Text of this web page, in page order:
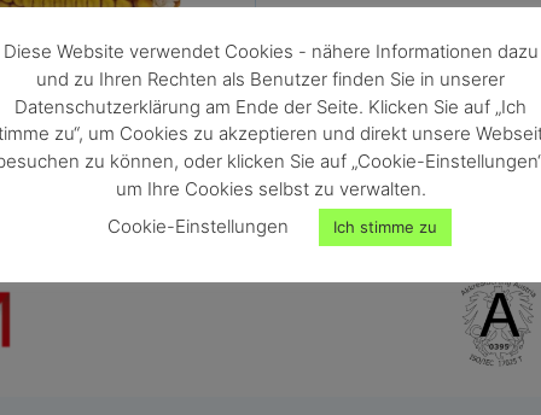
Diese Website verwendet Cookies - nähere Informationen dazu
und zu Ihren Rechten als Benutzer finden Sie in unserer
Datenschutzerklärung am Ende der Seite. Klicken Sie auf „Ich
zu“, um Cookies zu akzeptieren und direkt unsere
zu können, oder klicken Sie auf „Cookie-
um Ihre Cookies selbst zu verwalten.
Cookie-Einstellungen
Ich stimme zu